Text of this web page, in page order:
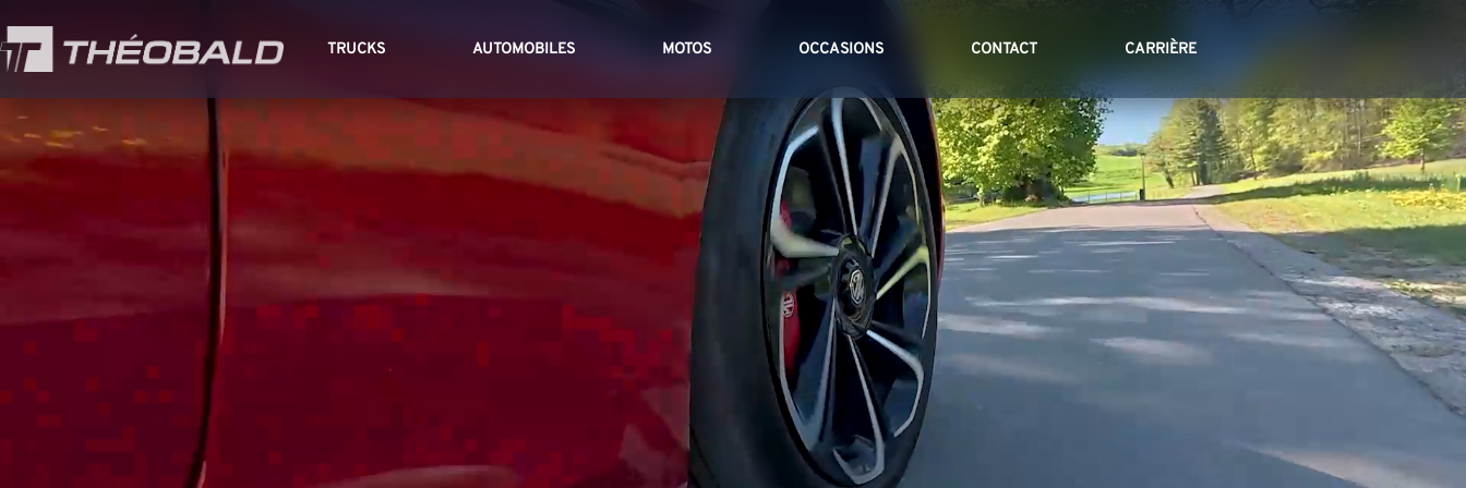
TRUCKS AUTOMOBILES MOTOS OCCASIONS CONTACT CARRIÈRE